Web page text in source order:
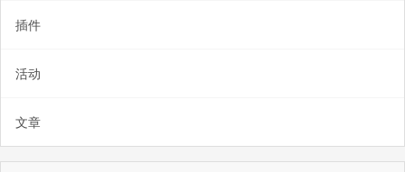
插件
活动
文章